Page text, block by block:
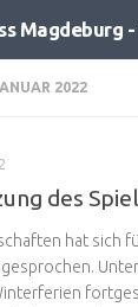
2022
des
hat sich